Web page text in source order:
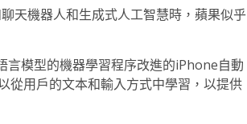
天機器人和生成式人工智慧時，蘋果似乎
言模型的機器學習程序改進的iPhone自動
從用戶的文本和輸入方式中學習，以提供